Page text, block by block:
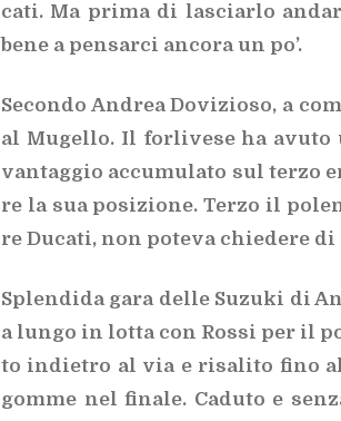
ca­ti. Ma pri­ma di la­sciar­lo
bene a pen­sar­ci an­co­ra un po’.
Se­con­do An­drea Do­vi­zio­so, a
al Mu­gel­lo. Il for­li­ve­se ha
van­tag­gio ac­cu­mu­la­to sul ter­zo
re la sua po­si­zio­ne. Ter­zo il
re Du­ca­ti, non po­te­va chie­de­re di
Splen­di­da gara del­le Su­zu­ki di
a lun­go in lot­ta con Ros­si per il
to in­die­tro al via e ri­sa­li­to fino
gom­me nel fi­na­le. Ca­du­to e